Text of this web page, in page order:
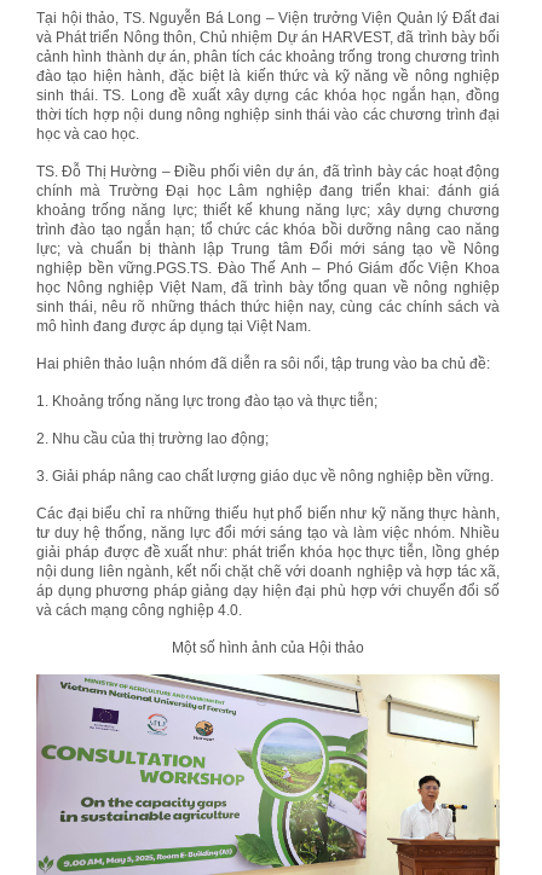
Tại hội thảo, TS. Nguyễn Bá Long – Viện trưởng Viện Quản lý Đất đai
và Phát triển Nông thôn, Chủ nhiệm Dự án HARVEST, đã trình bày bối
cảnh hình thành dự án, phân tích các khoảng trống trong chương trình
đào tạo hiện hành, đặc biệt là kiến thức và kỹ năng về nông nghiệp
sinh thái. TS. Long đề xuất xây dựng các khóa học ngắn hạn, đồng
thời tích hợp nội dung nông nghiệp sinh thái vào các chương trình đại
học và cao học.
TS. Đỗ Thị Hường – Điều phối viên dự án, đã trình bày các hoạt động
chính mà Trường Đại học Lâm nghiệp đang triển khai: đánh giá
khoảng trống năng lực; thiết kế khung năng lực; xây dựng chương
trình đào tạo ngắn hạn; tổ chức các khóa bồi dưỡng nâng cao năng
lực; và chuẩn bị thành lập Trung tâm Đổi mới sáng tạo về Nông
nghiệp bền vững.PGS.TS. Đào Thế Anh – Phó Giám đốc Viện Khoa
học Nông nghiệp Việt Nam, đã trình bày tổng quan về nông nghiệp
sinh thái, nêu rõ những thách thức hiện nay, cùng các chính sách và
mô hình đang được áp dụng tại Việt Nam.
Hai phiên thảo luận nhóm đã diễn ra sôi nổi, tập trung vào ba chủ đề:
1. Khoảng trống năng lực trong đào tạo và thực tiễn;
2. Nhu cầu của thị trường lao động;
3. Giải pháp nâng cao chất lượng giáo dục về nông nghiệp bền vững.
Các đại biểu chỉ ra những thiếu hụt phổ biến như kỹ năng thực hành,
tư duy hệ thống, năng lực đổi mới sáng tạo và làm việc nhóm. Nhiều
giải pháp được đề xuất như: phát triển khóa học thực tiễn, lồng ghép
nội dung liên ngành, kết nối chặt chẽ với doanh nghiệp và hợp tác xã,
áp dụng phương pháp giảng dạy hiện đại phù hợp với chuyển đổi số
và cách mạng công nghiệp 4.0.
Một số hình ảnh của Hội thảo